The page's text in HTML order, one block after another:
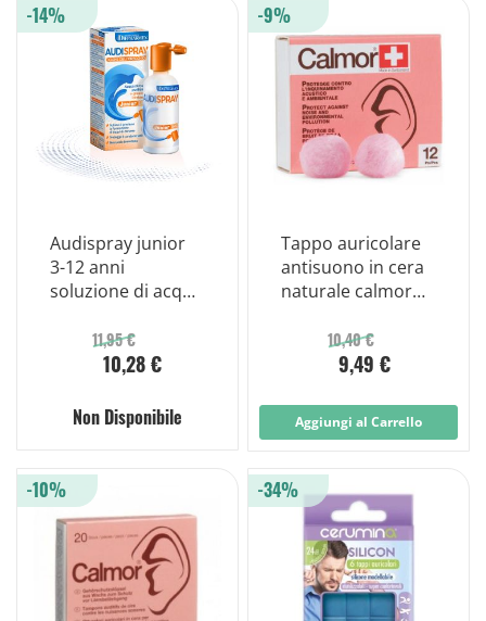
Audispray junior
3-12 anni
soluzione di acqua
11,95 €
10,28 €
-14%
Non Disponibile
Tappo auricolare
antisuono in cera
naturale calmor
10,40 €
9,49 €
-9%
Aggiungi al Carrello
-10% -34%